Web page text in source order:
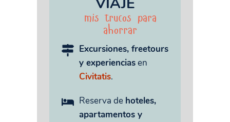
mis trucos para
ahorrar
Excursiones, freetours
y experienciasen
Civitatis.
Reserva de hoteles,
apartamentos y